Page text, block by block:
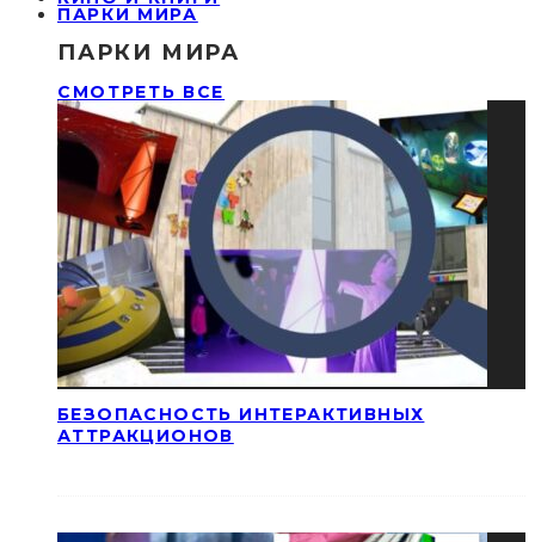
ПАРКИ МИРА
ПАРКИ МИРА
СМОТРЕТЬ ВСЕ
БЕЗОПАСНОСТЬ ИНТЕРАКТИВНЫХ
АТТРАКЦИОНОВ